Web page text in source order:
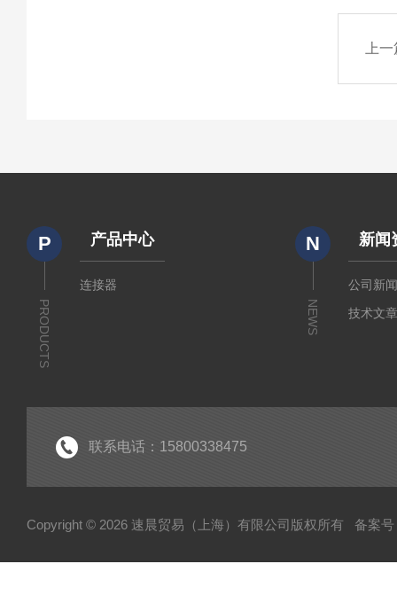
上
P
PRODUCTS
产品中心
连接器
N
NEWS
新闻
公司新
技术文
联系电话：15800338475
Copyright © 2026 速晨贸易（上海）有限公司版权所有 备案号